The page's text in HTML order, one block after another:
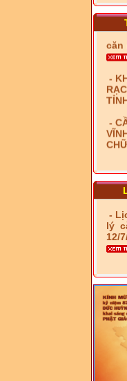
-
căn
Yên
-
-
lý
12/